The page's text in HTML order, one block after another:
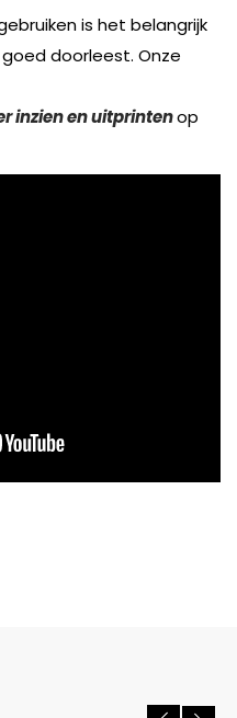
is het belangrijk
doorleest. Onze
inzien en uitprintenop